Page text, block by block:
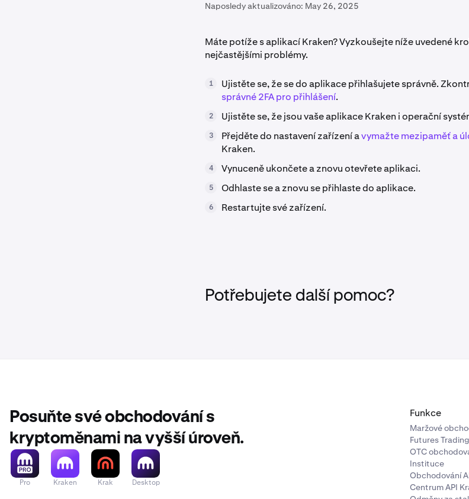
Naposledy aktualizováno: May 26, 2025
Máte potíže s aplikací Kraken? Vyzkoušejte níže uvedené
nejčastějšími problémy.
1
Ujistěte se, že se do aplikace přihlašujete správně.
správné 2FA pro přihlášení.
2 Ujistěte se, že jsou vaše aplikace Kraken i operační
3 Přejděte do nastavení zařízení avymažte mezipaměť a
Kraken.
4 Vynuceně ukončete a znovu otevřete aplikaci.
5 Odhlaste se a znovu se přihlaste do aplikace.
6 Restartujte své zařízení.
Potřebujete další pomoc?
Posuňte své obchodování s
kryptoměnami na vyšší úroveň.
Pro Kraken Krak Desktop
Funkce
Maržové
Futures Trading
OTC
Instituce
Obchodování
Centrum API